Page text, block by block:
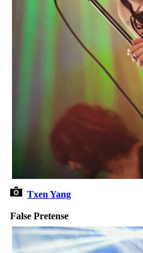
Txen Yang
False Pretense